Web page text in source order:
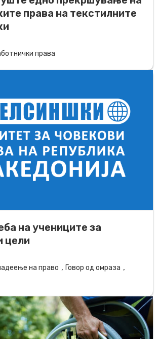
права на текстилните
права
на учениците за
цели
на право , Говор од омраза ,